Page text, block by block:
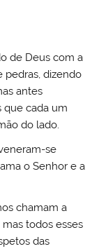
de Deus com a
pedras, dizendo
antes
que cada um
do lado.
se
o Senhor e a
chamam a
todos esses
das